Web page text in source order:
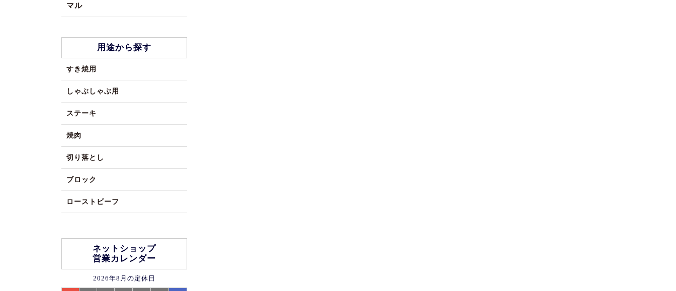
マル
用途から探す
すき焼用
しゃぶしゃぶ用
ステーキ
焼肉
切り落とし
ブロック
ローストビーフ
ネットショップ
営業カレンダー
2026年8月の定休日